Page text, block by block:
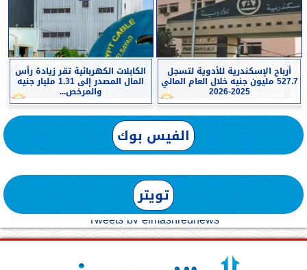
أرباح الإسكندرية للأدوية لتسجل
527.7 مليون جنيه خلال العام المالي
2025-2026
الكابلات الكهربائية تقر زيادة رأس
المال المصدر إلى 1.31 مليار جنيه
والمرخص...
الفيس بوك
تويتر
Tweets by elmashreqnews